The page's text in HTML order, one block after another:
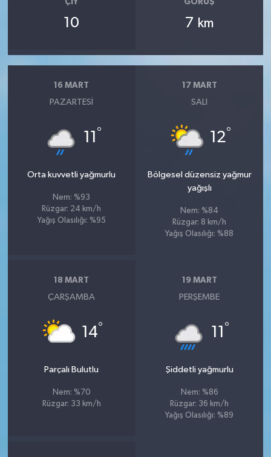
ÇIY
10
GÖRÜŞ
7 km
16 MART
PAZARTESI
11 °
Orta kuvvetli yağmurlu
Nem: %93
Rüzgar: 24 km/h
Yağış Olasılığı: %95
17 MART
SALI
12°
Bölgesel düzensiz yağmur
yağışlı
Nem: %84
Rüzgar: 8 km/h
Yağış Olasılığı: %88
18 MART
ÇARŞAMBA
14°
Parçalı Bulutlu
Nem: %70
Rüzgar: 33 km/h
19 MART
PERŞEMBE
11 °
Şiddetli yağmurlu
Nem: %86
Rüzgar: 36 km/h
Yağış Olasılığı: %89